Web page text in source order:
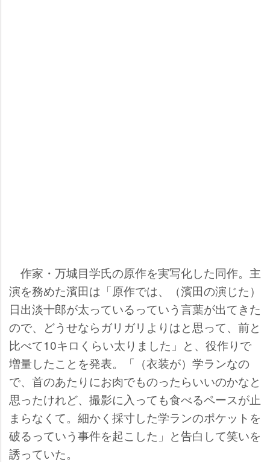
作家・万城目学氏の原作を実写化した同作。主
演を務めた濱田は「原作では、（濱田の演じた）
日出淡十郎が太っているっていう言葉が出てきた
ので、どうせならガリガリよりはと思って、前と
比べて10キロくらい太りました」と、役作りで
増量したことを発表。「（衣装が）学ランなの
で、首のあたりにお肉でものったらいいのかなと
思ったけれど、撮影に入っても食べるペースが止
まらなくて。細かく採寸した学ランのポケットを
破るっていう事件を起こした」と告白して笑いを
誘っていた。